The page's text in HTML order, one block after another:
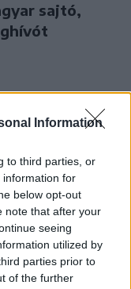
Information
to third parties, or
information for
below opt-out
note that after your
seeing
utilized by
parties prior to
of the further
sajtó,
indíts, s